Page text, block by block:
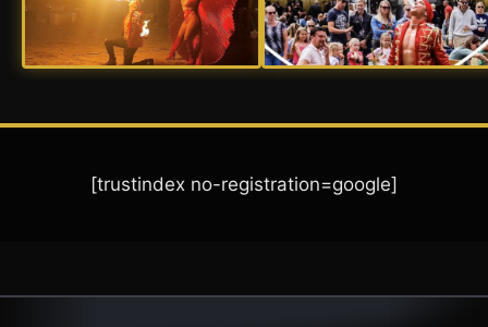
[trustindex no-registration=google]